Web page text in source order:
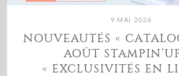
9 MAI 2026
NOUVEAUTÉS «
AOÛT
« EXCLUSIVITÉS EN